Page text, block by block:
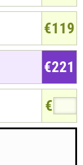
€119
€221
€